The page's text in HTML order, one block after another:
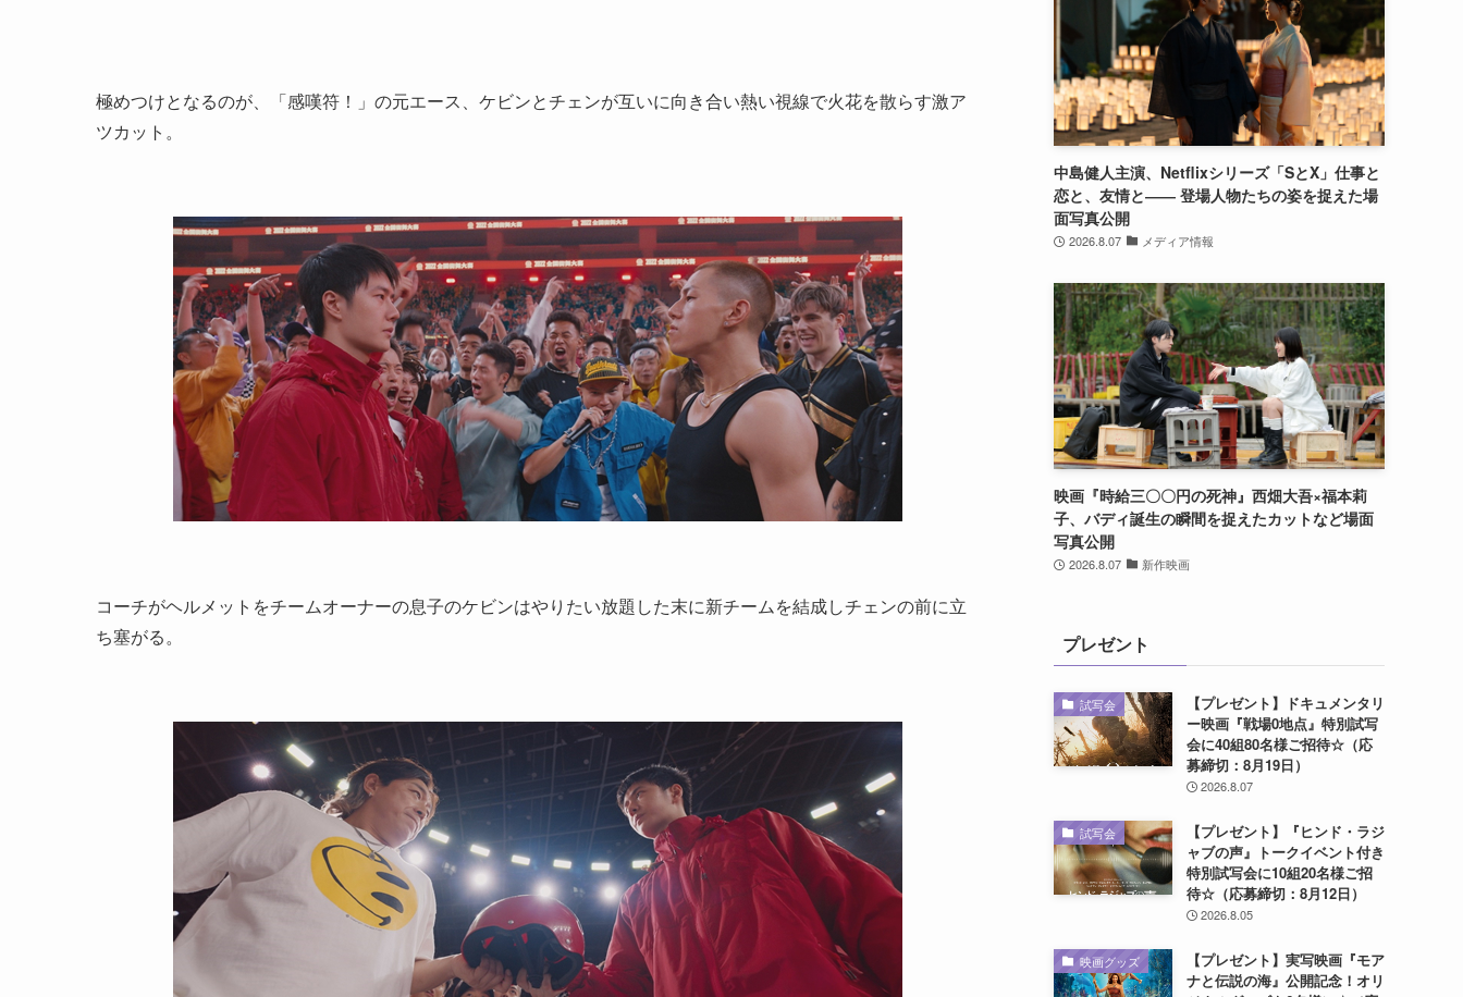
極めつけとなるのが、「感嘆符！」の元エース、ケビンとチェンが互いに向き合い熱い視線で火花を散らす激ア
ツカット。
コーチがヘルメットをチームオーナーの息子のケビンはやりたい放題した末に新チームを結成しチェンの前に立
ち塞がる。
中島健人主演、Netflixシリーズ「SとX」仕事と
恋と、友情と―― 登場人物たちの姿を捉えた場
面写真公開
2026.8.07 メディア情報
映画『時給三〇〇円の死神』西畑大吾×福本莉
子、バディ誕生の瞬間を捉えたカットなど場面
写真公開
2026.8.07 新作映画
プレゼント
試写会
【プレゼント】ドキュメンタリ
ー映画『戦場0地点』特別試写
会に40組80名様ご招待☆（応
募締切：8月19日）
2026.8.07
試写会
【プレゼント】『ヒンド・ラジ
ャブの声』トークイベント付き
特別試写会に10組20名様ご招
待☆（応募締切：8月12日）
2026.8.05
映画グッズ
【プレゼント】実写映画『モア
ナと伝説の海』公開記念！オリ